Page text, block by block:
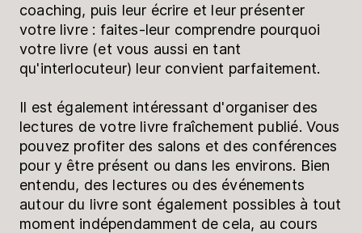
coaching, puis leur écrire et leur présenter
votre livre : faites-leur comprendre pourquoi
votre livre (et vous aussi en tant
qu'interlocuteur) leur convient parfaitement.
Il est également intéressant d'organiser des
lectures de votre livre fraîchement publié. Vous
pouvez profiter des salons et des conférences
pour y être présent ou dans les environs. Bien
entendu, des lectures ou des événements
autour du livre sont également possibles à tout
moment indépendamment de cela, au cours